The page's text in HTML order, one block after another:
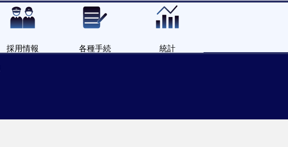
採用情報 各種手続 統計